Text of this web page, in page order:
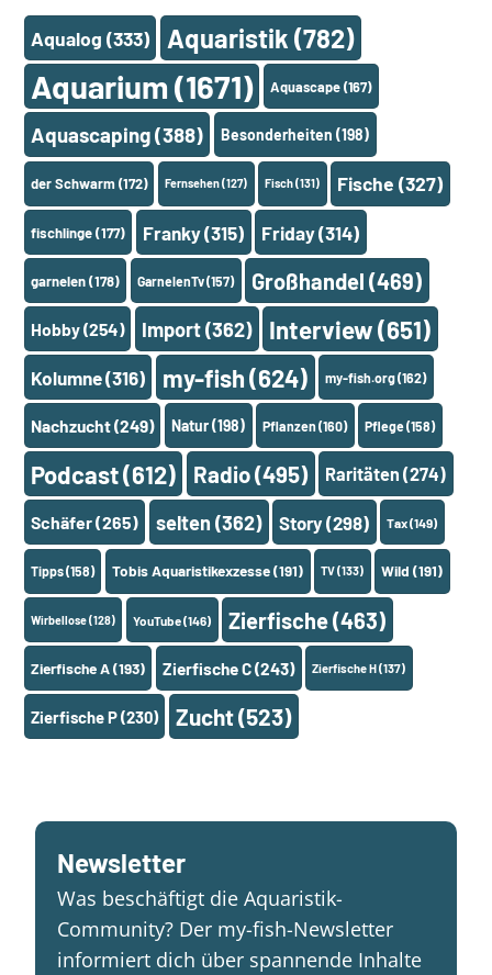
Aqualog (333) Aquaristik (782)
Aquarium (1671) Aquascape(167)
Aquascaping(388) Besonderheiten (198)
der Schwarm(172) Fernsehen(127) Fisch(131) Fische (327)
fischlinge(177) Franky(315) Friday(314)
garnelen(178) GarnelenTv(157) Großhandel (469)
Hobby(254) Import(362) Interview(651)
Kolumne(316) my-fish(624) my-fish.org(162)
Nachzucht(249) Natur(198) Pflanzen(160) Pflege(158)
Podcast(612) Radio(495) Raritäten (274)
Schäfer(265) selten (362) Story (298) Tax(149)
Tipps(158) Tobis Aquaristikexzesse(191) TV(133) Wild (191)
Wirbellose(128) YouTube(146) Zierfische(463)
Zierfische A (193) Zierfische C(243) Zierfische H(137)
Zierfische P(230) Zucht(523)
Newsletter
Was beschäftigt die Aquaristik-
Community? Der my-fish-Newsletter
informiert dich über spannende Inhalte